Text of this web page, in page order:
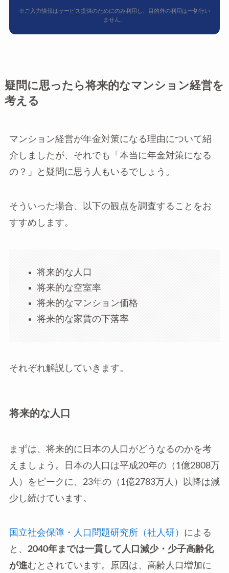
※ご入力情報はサービス提供のためにのみ利用し、目的外の利用は一切行い
ません。
疑問に思ったら将来的なマンション経営を
考える
マンション経営が年金対策になる理由について紹
介しましたが、それでも「本当に年金対策になる
の？」と疑問に思う人もいるでしょう。
そういった場合、以下の観点を調査することをお
すすめします。
将来的な人口
将来的な空室率
将来的なマンション価格
将来的な家賃の下落率
それぞれ解説していきます。
将来的な人口
まずは、将来的に日本の人口がどうなるのかを考
えましょう。日本の人口は平成20年の（1億2808万
人）をピークに、23年の（1億2783万人）以降は減
少し続けています。
国立社会保障・人口問題研究所（社人研） による
と、 2040年までは一貫して人口減少・少子高齢化
が進むとされています。原因は、高齢人口増加に